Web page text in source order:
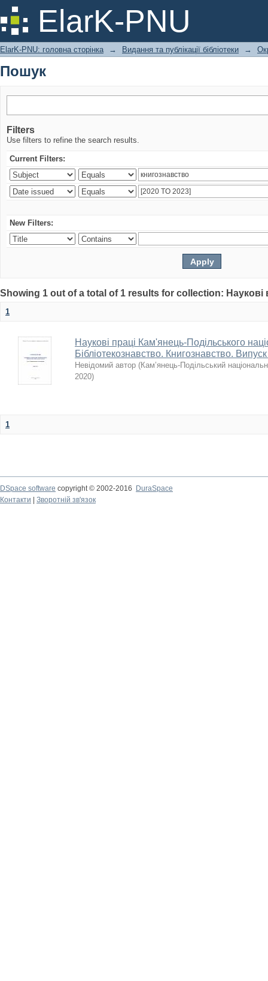
ElarK-PNU
Пошук
ElarK-PNU: головна сторінка → Видання та публікації бібліотеки →
Пошук
Filters
Use filters to refine the search results.
Current Filters:
New Filters:
Showing 1 out of a total of 1 results for collection:
1
Наукові праці Кам'янець-Подільського
Бібліотекознавство. Книгознавство.
Невідомий автор (Кам’янець-Подільський
2020)
1
DSpace software copyright © 2002-2016
DuraSpace
Контакти
Зворотній зв'язок